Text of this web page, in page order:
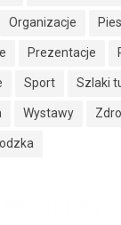
Organizacje
Prezentacje
Sport Szlaki
Wystawy